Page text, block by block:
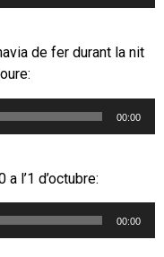
de fer durant la nit
00:00
l’1 d’octubre:
00:00